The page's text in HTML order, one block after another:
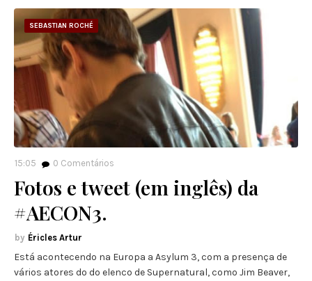
SEBASTIAN ROCHÉ
15:05 0 Comentários
Fotos e tweet (em inglês) da
#AECON3.
Éricles Artur
Está acontecendo na Europa a Asylum 3, com a presença de
vários atores do do elenco de Supernatural, como Jim Beaver,